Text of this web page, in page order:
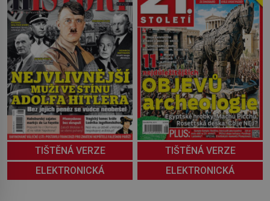
TIŠTĚNÁ VERZE
ELEKTRONICKÁ
TIŠTĚNÁ VERZE
ELEKTRONICKÁ